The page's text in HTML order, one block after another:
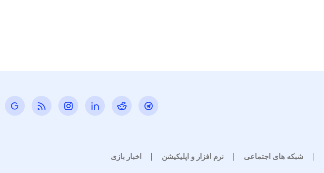
شبکه های اجتماعی نرم افزار و اپلیکیشن اخبار بازی